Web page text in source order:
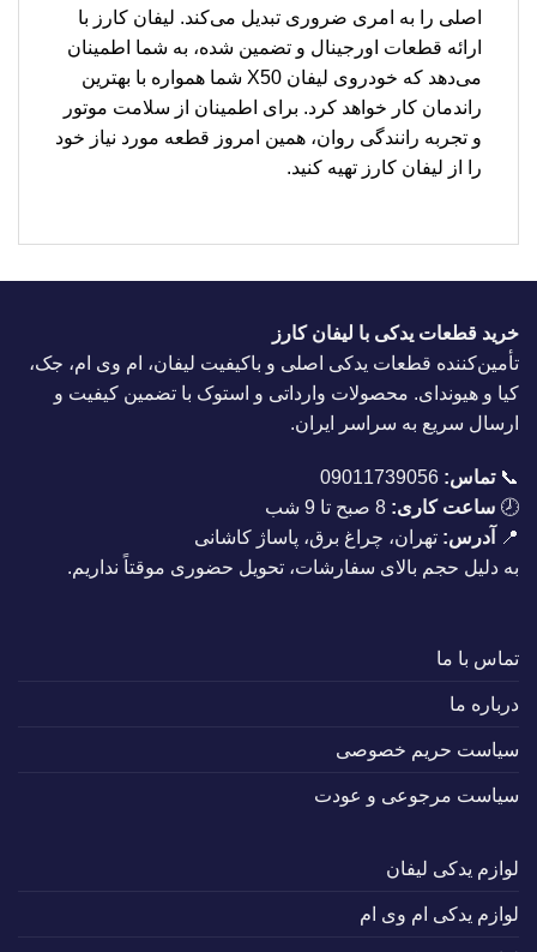
اصلی را به امری ضروری تبدیل می‌کند. لیفان کارز با
ارائه قطعات اورجینال و تضمین شده، به شما اطمینان
می‌دهد که خودروی لیفان X50 شما همواره با بهترین
راندمان کار خواهد کرد. برای اطمینان از سلامت موتور
و تجربه رانندگی روان، همین امروز قطعه مورد نیاز خود
را از لیفان کارز تهیه کنید.
خرید قطعات یدکی با لیفان کارز
تأمین‌کننده قطعات یدکی اصلی و باکیفیت لیفان، ام وی ام، جک،
کیا و هیوندای. محصولات وارداتی و استوک با تضمین کیفیت و
ارسال سریع به سراسر ایران.
📞تماس: 09011739056
🕗 ساعت کاری:
📍
آدرس: تهران، چراغ برق، پاساژ کاشانی
به دلیل حجم بالای سفارشات، تحویل حضوری موقتاً نداریم.
تماس با ما
درباره ما
سیاست حریم خصوصی
سیاست مرجوعی و عودت
لوازم یدکی لیفان
لوازم یدکی ام وی ام